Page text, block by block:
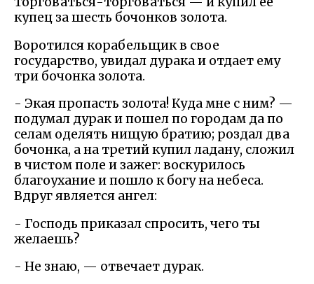
купец за шесть бочонков золота.
Воротился корабельщик в свое
государство, увидал дурака и отдает ему
три бочонка золота.
- Экая пропасть золота! Куда мне с ним? —
подумал дурак и пошел по городам да по
селам оделять нищую братию; роздал два
бочонка, а на третий купил ладану, сложил
в чистом поле и зажег: воскурилось
благоухание и пошло к богу на небеса.
Вдруг является ангел:
- Господь приказал спросить, чего ты
желаешь?
- Не знаю, — отвечает дурак.